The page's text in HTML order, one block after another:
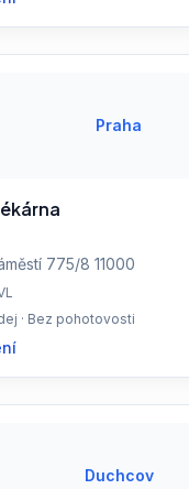
Praha
775/8 11000
· Bez pohotovosti
Duchcov